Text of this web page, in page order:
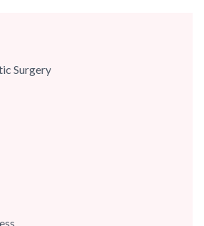
and Referral, Delhi – one of India’s
Surgery